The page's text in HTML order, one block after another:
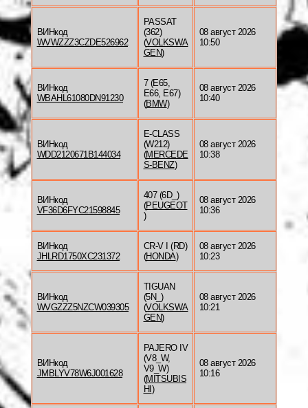
ВИНкод
WVWZZZ3CZDE526962
PASSAT
(362)
(VOLKSWA
GEN)
08 август 2026
10:50
ВИНкод
WBAHL61080DN91230
7 (E65,
E66, E67)
(BMW)
08 август 2026
10:40
ВИНкод
WDD2120671B144034
E-CLASS
(W212)
(MERCEDE
S-BENZ)
08 август 2026
10:38
ВИНкод
VF36D6FYC21598845
407 (6D_)
(PEUGEOT
)
08 август 2026
10:36
ВИНкод
JHLRD1750XC231372
CR-V I (RD)
(HONDA)
08 август 2026
10:23
ВИНкод
WVGZZZ5NZCW039305
TIGUAN
(5N_)
(VOLKSWA
GEN)
08 август 2026
10:21
ВИНкод
JMBLYV78W6J001628
PAJERO IV
(V8_W,
V9_W)
(MITSUBIS
HI )
08 август 2026
10:16